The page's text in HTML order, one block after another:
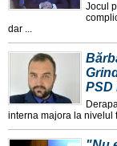
Jocul
dar ...
PSD
interna majora la nivelul